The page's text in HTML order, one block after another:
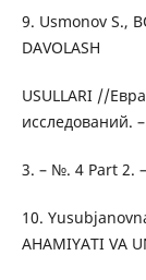
9. Usmonov S.,
DAVOLASH
USULLARI //
исследований.
3. – №. 4 Part 2.
10.
AHAMIYATI VA